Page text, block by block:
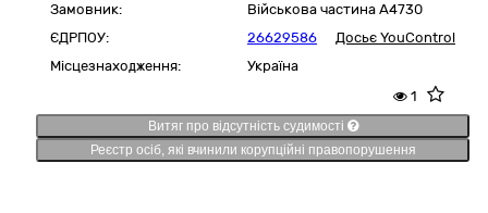
Замовник:
Військова частина А4730
ЄДРПОУ:
26629586
Досьє YouControl
Місцезнаходження:
Україна
1
Витяг про відсутність судимості
Реєстр осіб, які вчинили корупційні правопорушення